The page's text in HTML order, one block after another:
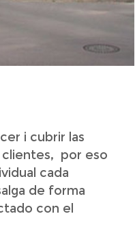
i cubrir las
por eso
cada
de forma
con el